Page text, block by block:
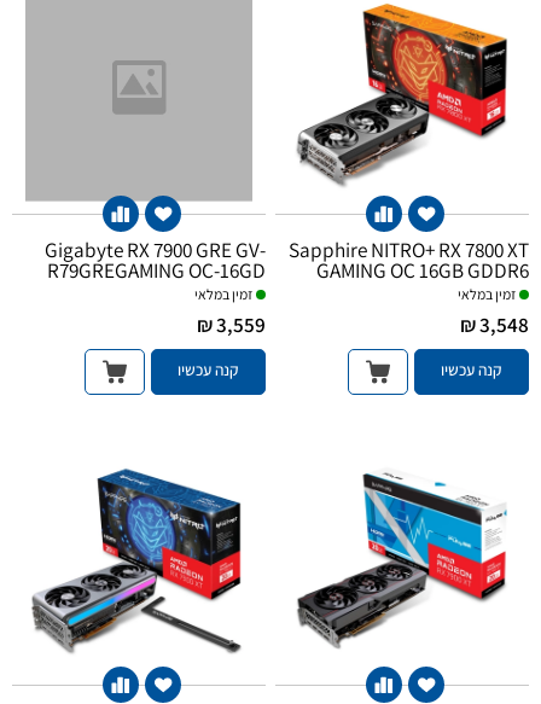
Sapphire NITRO+ RX 7800 XT
GAMING OC 16GB GDDR6
זמין במלאי
3,548 ₪
קנה עכשיו
Gigabyte RX 7900 GRE GV-
R79GREGAMING OC-16GD
זמין במלאי
3,559 ₪
קנה עכשיו